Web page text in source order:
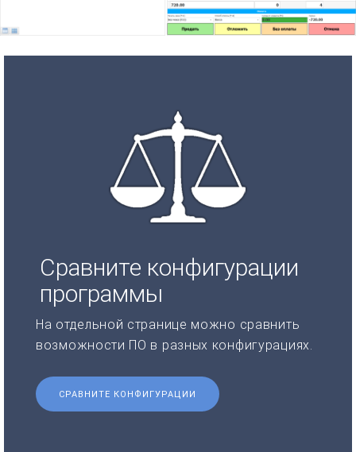
Сравните конфигурации
программы
На отдельной странице можно сравнить
возможности ПО в разных конфигурациях.
СРАВНИТЕ КОНФИГУРАЦИИ